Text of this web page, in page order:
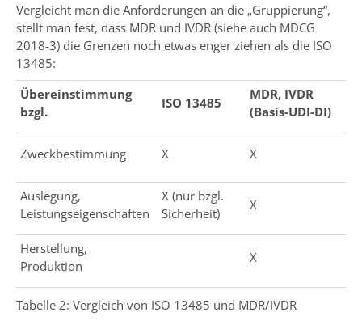
Vergleicht man die Anforderungen an die „Gruppierung“,
stellt man fest, dass MDR und IVDR (siehe auch MDCG
2018-3) die Grenzen noch etwas enger ziehen als die ISO
13485:
Übereinstimmung
bzgl.
ISO 13485
MDR, IVDR
(Basis-UDI-DI)
Zweckbestimmung X X
Auslegung,
Leistungseigenschaften
X (nur bzgl.
Sicherheit)
X
Herstellung,
Produktion
X
Tabelle 2: Vergleich von ISO 13485 und MDR/IVDR